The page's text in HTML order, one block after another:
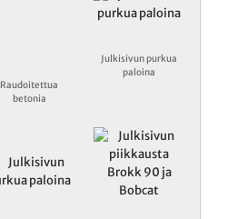
Raudoitettua
betonia
Julkisivun purkua
paloina